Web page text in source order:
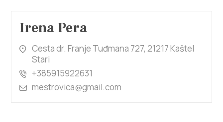
Irena Pera
Cesta dr. Franje Tuđmana 727, 21217 Kaštel
Stari
+385915922631
mestrovica@gmail.com